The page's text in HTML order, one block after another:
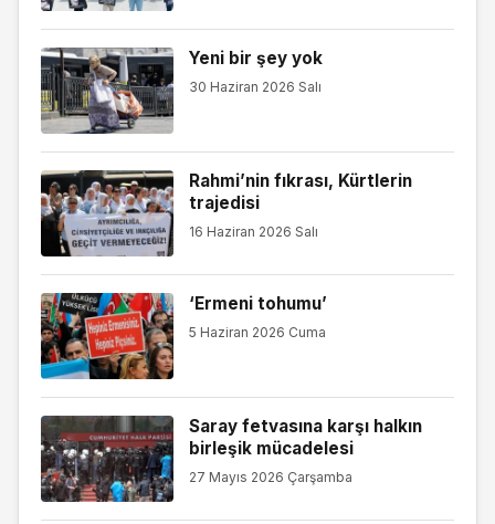
Yeni bir şey yok
30 Haziran 2026 Salı
Rahmi’nin fıkrası, Kürtlerin
trajedisi
16 Haziran 2026 Salı
‘Ermeni tohumu’
5 Haziran 2026 Cuma
Saray fetvasına karşı halkın
birleşik mücadelesi
27 Mayıs 2026 Çarşamba